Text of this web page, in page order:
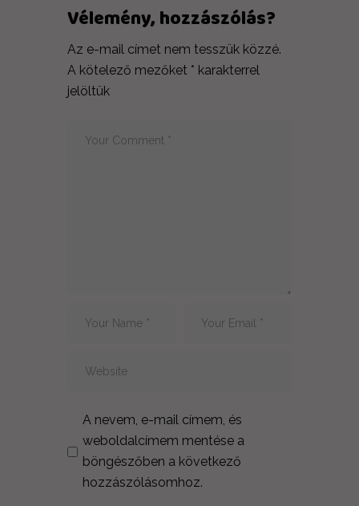
Vélemény, hozzászólás?
Az e-mail címet nem tesszük közzé.
A kötelező mezőket * karakterrel
jelöltük
A nevem, e-mail címem, és
weboldalcímem mentése a
böngészőben a következő
hozzászólásomhoz.